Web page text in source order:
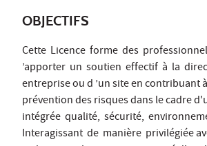
OBJECTIFS
Cette Licence forme des
’apporter un soutien effectif à la
entreprise ou d ’un site en contribuant
prévention des risques dans le cadre
intégrée qualité, sécurité,
Interagissant de manière privilégiée